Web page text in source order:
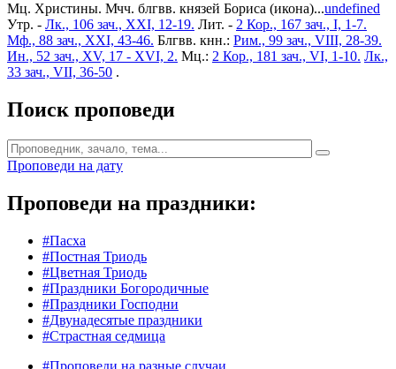
Мц. Христины. Мчч. блгвв. князей Бориса (икона)...undefined
Утр. - Лк., 106 зач., XXI, 12-19. Лит. - 2 Кор., 167 зач., I, 1-7.
Мф., 88 зач., XXI, 43-46. Блгвв. кнн.: Рим., 99 зач., VIII, 28-39.
Ин., 52 зач., XV, 17 - XVI, 2. Мц.: 2 Кор., 181 зач., VI, 1-10. Лк.,
33 зач., VII, 36-50 .
Поиск проповеди
Проповеди на дату
Проповеди на праздники:
#Пасха
#Постная Триодь
#Цветная Триодь
#Праздники Богородичные
#Праздники Господни
#Двунадесятые праздники
#Страстная седмица
#Проповеди на разные случаи